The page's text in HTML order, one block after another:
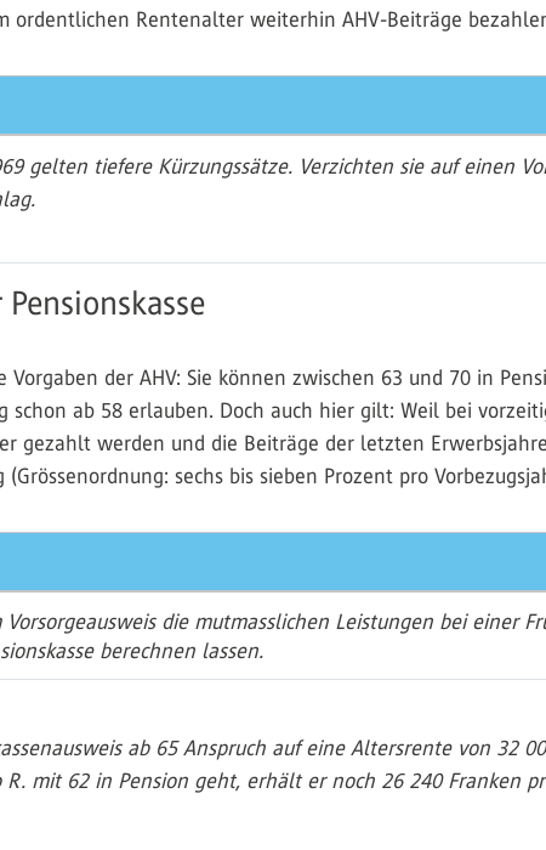
ordentlichen Rentenalter weiterhin AHV-Beiträge
gelten tiefere Kürzungssätze. Verzichten sie auf einen
Vorgaben der AHV: Sie können zwischen 63 und 70 in
schon ab 58 erlauben. Doch auch hier gilt: Weil bei
gezahlt werden und die Beiträge der letzten
sechs bis sieben Prozent pro
die mutmasslichen Leistungen bei einer
berechnen lassen.
ab 65 Anspruch auf eine Altersrente von 32
mit 62 in Pension geht, erhält er noch 26 240 Franken